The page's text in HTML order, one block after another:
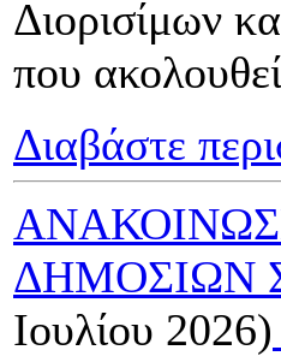
Διορισίμων
που
Διαβάστε
ΔΗΜΟΣΙΩΝ
Ιουλίου 2026)